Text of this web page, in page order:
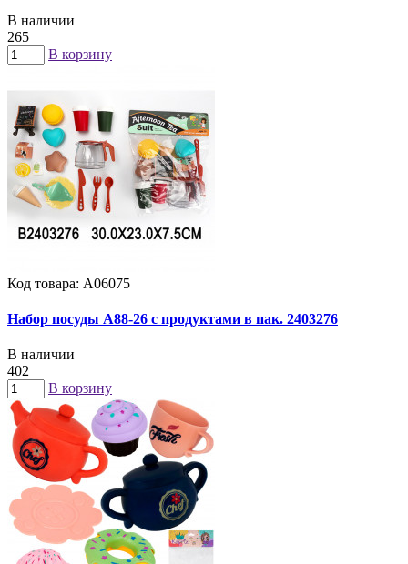
В наличии
265
В корзину
Код товара: А06075
Набор посуды A88-26 с продуктами в пак. 2403276
В наличии
402
В корзину